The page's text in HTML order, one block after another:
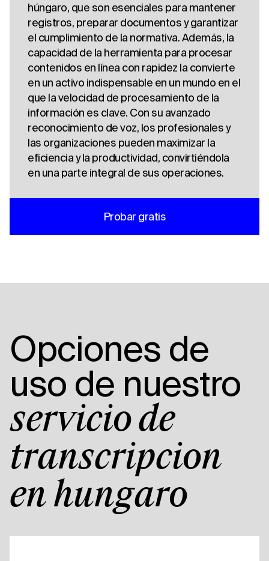
húngaro, que son esenciales para mantener
registros, preparar documentos y garantizar
el cumplimiento de la normativa. Además, la
capacidad de la herramienta para procesar
contenidos en línea con rapidez la convierte
en un activo indispensable en un mundo en el
que la velocidad de procesamiento de la
información es clave. Con su avanzado
reconocimiento de voz, los profesionales y
las organizaciones pueden maximizar la
eficiencia y la productividad, convirtiéndola
en una parte integral de sus operaciones.
Probar gratis
Opciones de
uso de nuestro
servicio de
transcripción
en húngaro